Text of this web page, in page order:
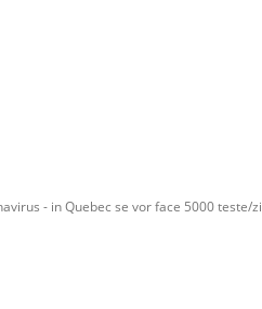
- in Quebec se vor face 5000 teste/zi